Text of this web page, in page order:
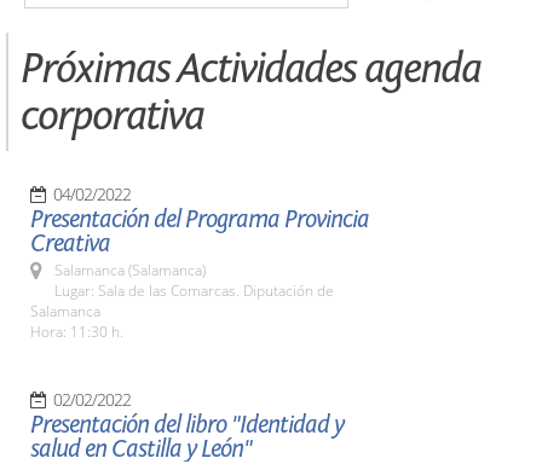
Próximas Actividades agenda
corporativa
04/02/2022
Presentación del Programa Provincia
Creativa
Salamanca (Salamanca)
Lugar: Sala de las Comarcas. Diputación de
Salamanca
Hora: 11:30 h.
02/02/2022
Presentación del libro "Identidad y
salud en Castilla y León"